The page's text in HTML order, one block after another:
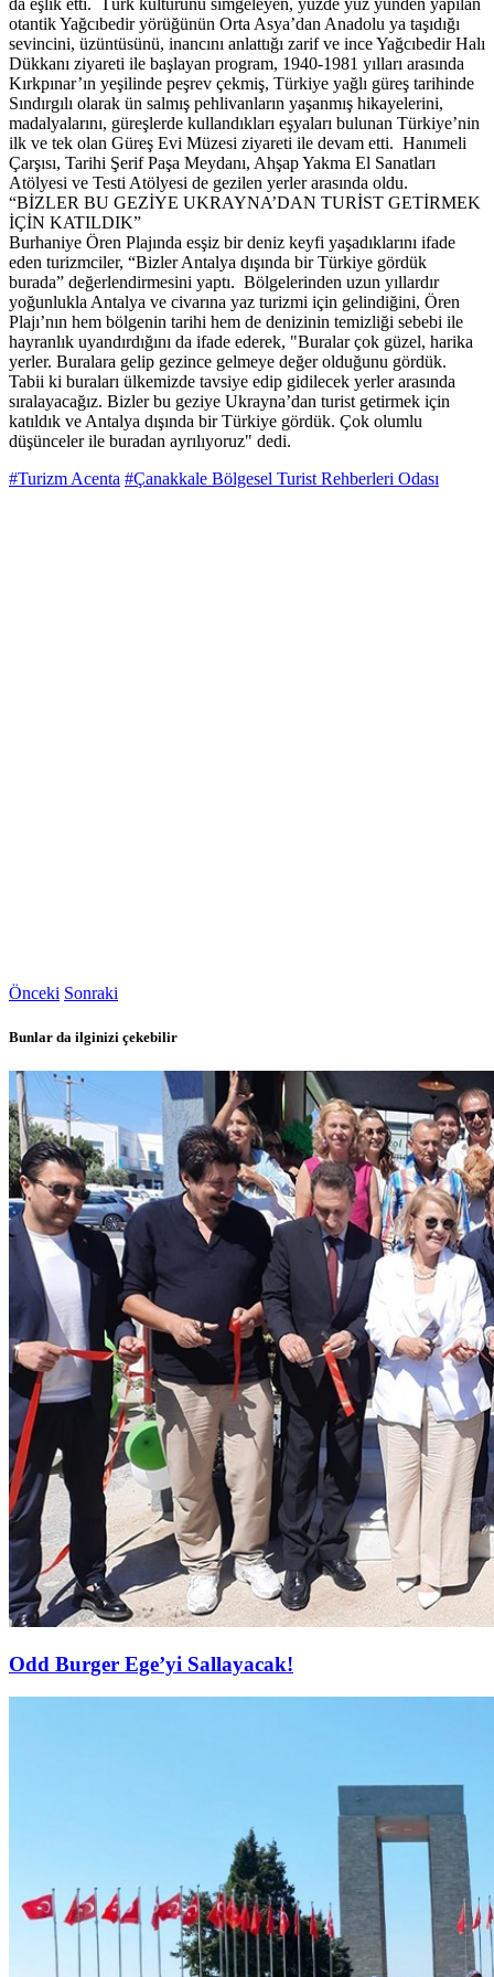
da eşlik etti. Türk kültürünü simgeleyen, yüzde yüz yünden yapılan
otantik Yağcıbedir yörüğünün Orta Asya’dan Anadolu ya taşıdığı
sevincini, üzüntüsünü, inancını anlattığı zarif ve ince Yağcıbedir Halı
Dükkanı ziyareti ile başlayan program, 1940-1981 yılları arasında
Kırkpınar’ın yeşilinde peşrev çekmiş, Türkiye yağlı güreş tarihinde
Sındırgılı olarak ün salmış pehlivanların yaşanmış hikayelerini,
madalyalarını, güreşlerde kullandıkları eşyaları bulunan Türkiye’nin
ilk ve tek olan Güreş Evi Müzesi ziyareti ile devam etti. Hanımeli
Çarşısı, Tarihi Şerif Paşa Meydanı, Ahşap Yakma El Sanatları
Atölyesi ve Testi Atölyesi de gezilen yerler arasında oldu.
“BİZLER BU GEZİYE UKRAYNA’DAN TURİST GETİRMEK
İÇİN KATILDIK”
Burhaniye Ören Plajında esşiz bir deniz keyfi yaşadıklarını ifade
eden turizmciler, “Bizler Antalya dışında bir Türkiye gördük
burada” değerlendirmesini yaptı. Bölgelerinden uzun yıllardır
yoğunlukla Antalya ve civarına yaz turizmi için gelindiğini, Ören
Plajı’nın hem bölgenin tarihi hem de denizinin temizliği sebebi ile
hayranlık uyandırdığını da ifade ederek, "Buralar çok güzel, harika
yerler. Buralara gelip gezince gelmeye değer olduğunu gördük.
Tabii ki buraları ülkemizde tavsiye edip gidilecek yerler arasında
sıralayacağız. Bizler bu geziye Ukrayna’dan turist getirmek için
katıldık ve Antalya dışında bir Türkiye gördük. Çok olumlu
düşünceler ile buradan ayrılıyoruz" dedi.
#Turizm Acenta #Çanakkale Bölgesel Turist Rehberleri Odası
Önceki Sonraki
Bunlar da ilginizi çekebilir
Odd Burger Ege’yi Sallayacak!